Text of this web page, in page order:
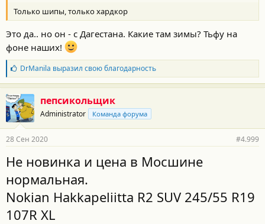
и
:
Только шипы, только хардкор
Это да.. но он - с Дагестана. Какие там зимы? Тьфу на
фоне наших!
Б
л
а
г
о
д
а
н
с
и
DrManila выразил свою благодарность
пепсикольщик
Administrator Команда форума
28 Сен 2020 #4.999
Не новинка и цена в Мосшине
нормальная.
Nokian Hakkapeliitta R2 SUV 245/55 R19
107R XL